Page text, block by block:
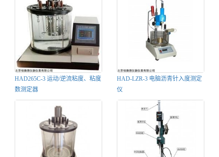
HAD265C-3 运动/逆流粘度、粘度
数测定器
HAD-LZR-3 电脑沥青针入度测定
仪